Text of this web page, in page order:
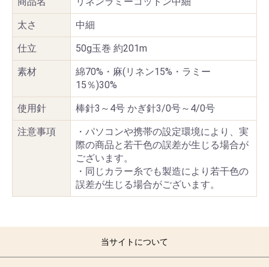
太さ 中細
仕立 50g玉巻 約201m
素材
綿70%・麻(リネン15%・ラミー
15％)30%
使用針 棒針3～4号 かぎ針3/0号～4/0号
注意事項
・パソコンや携帯の設定環境により、実
際の商品と若干色の誤差が生じる場合が
ございます。
・同じカラー糸でも製造により若干色の
誤差が生じる場合がございます。
当サイトについて